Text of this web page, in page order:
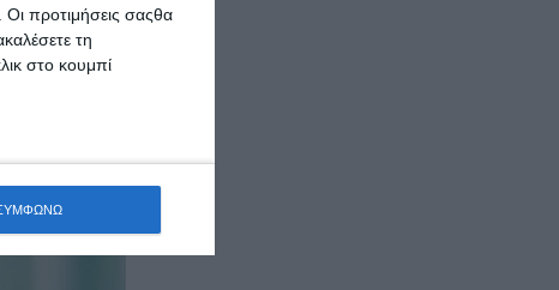
Οι προτιμήσεις σαςθα
τη
στο κουμπί